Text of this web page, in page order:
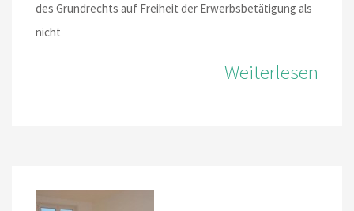
des Grundrechts auf Freiheit der Erwerbsbetätigung als
nicht
Weiterlesen